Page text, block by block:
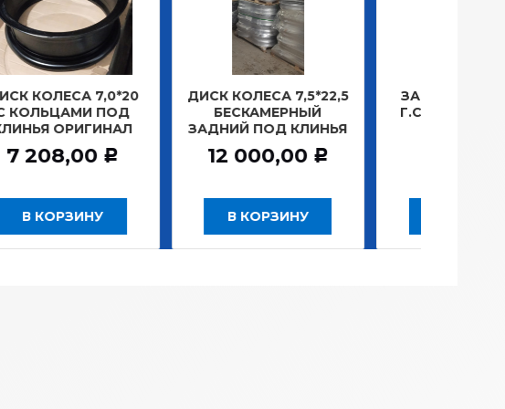
ДИСК КОЛЕСА 7,5*22,5
БЕСКАМЕРНЫЙ
ЗАДНИЙ ПОД КЛИНЬЯ
12 000,00
В КОРЗИНУ
ЗАМОК ЗАЖИГАНИЯ
Г.САНКТ-ПЕТЕРБУРГ
781,20
В КОРЗИНУ